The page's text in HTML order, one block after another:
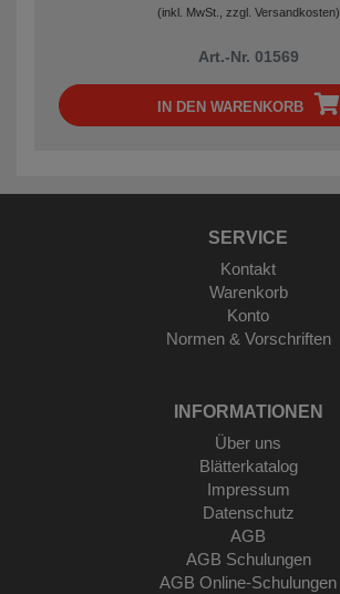
(inkl. MwSt., zzgl. Versandkosten)
Art.-Nr. 01569
IN DEN WARENKORB
SERVICE
Kontakt
Warenkorb
Konto
Normen & Vorschriften
INFORMATIONEN
Über uns
Blätterkatalog
Impressum
Datenschutz
AGB
AGB Schulungen
AGB Online-Schulungen